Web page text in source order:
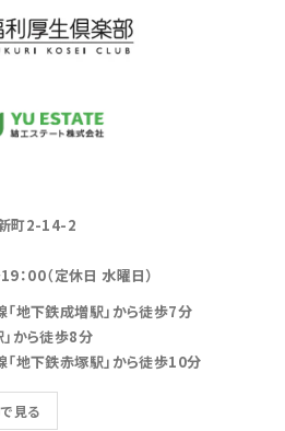
町2-14-2
：00（定休日 水曜日）
地下鉄成増駅」から徒歩7分
から徒歩8分
地下鉄赤塚駅」から徒歩10分
見る